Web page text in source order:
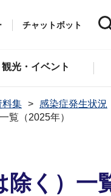
チャットボット
観光・イベント
料集
感染症発生状況
覧（2025年）
く）一